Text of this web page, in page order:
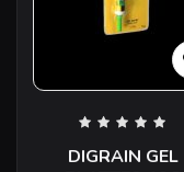
DIGRAIN GEL